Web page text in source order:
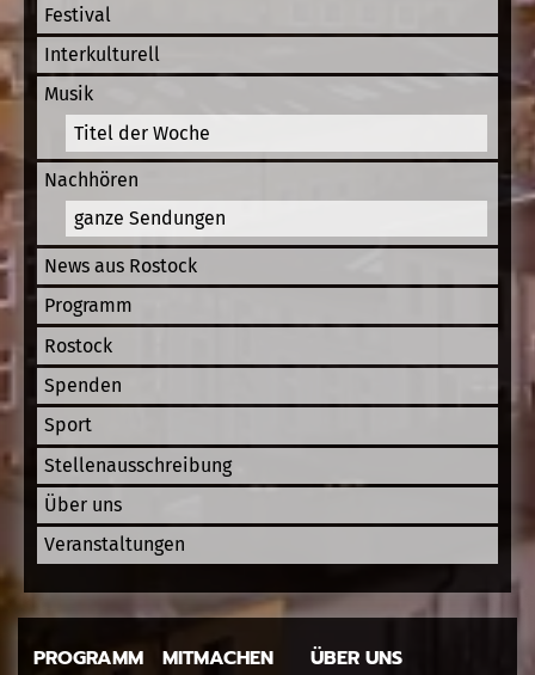
Festival
Interkulturell
Musik
Titel der Woche
Nachhören
ganze Sendungen
News aus Rostock
Programm
Rostock
Spenden
Sport
Stellenausschreibung
Über uns
Veranstaltungen
PROGRAMM MITMACHEN ÜBER UNS